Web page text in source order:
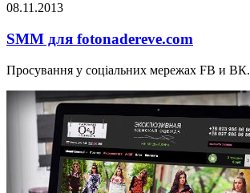
08.11.2013
SMM для fotonadereve.com
Просування у соціальних мережах FB и ВК.